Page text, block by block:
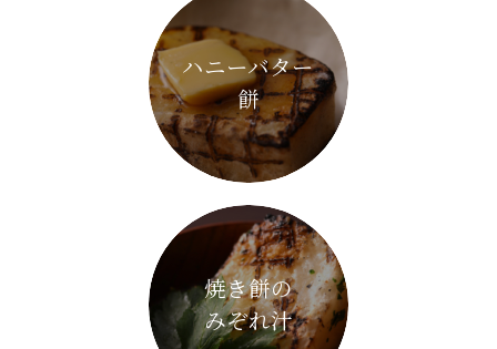
ハニーバター
餅
焼き餅の
みぞれ汁